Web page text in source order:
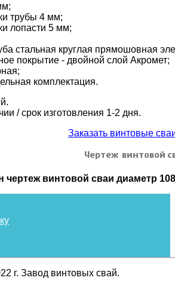
трубы 4 мм;
лопасти 5 мм;
стальная круглая прямошовная
покрытие - двойной слой Акромет;
комплектация.
/ срок изготовления 1-2 дня.
Заказать винтовые
Чертеж винтовой
г. Завод винтовых свай.